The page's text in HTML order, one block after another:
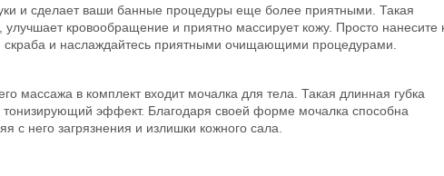
и сделает ваши банные процедуры еще более приятными. Такая
улучшает кровообращение и приятно массирует кожу. Просто нанесите
скраба и наслаждайтесь приятными очищающими процедурами.
массажа в комплект входит мочалка для тела. Такая длинная губка
тонизирующий эффект. Благодаря своей форме мочалка способна
с него загрязнения и излишки кожного сала.